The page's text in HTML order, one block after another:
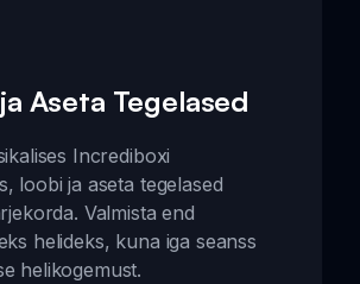
Aseta Tegelased
Incrediboxi
loobi ja aseta tegelased
Valmista end
helideks, kuna iga seanss
helikogemust.